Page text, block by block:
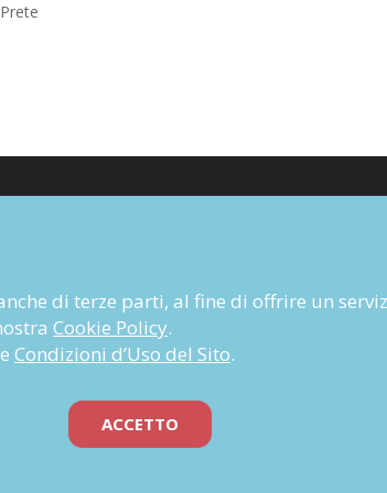
uscite
di terze parti, al fine di offrire un
Cookie Policy.
Condizioni d’Uso del Sito.
ACCETTO